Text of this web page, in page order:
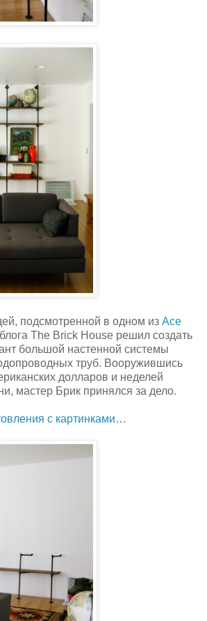
подсмотренной в одном из Ace
The Brick House решил создать
большой настенной системы
труб. Вооружившись
долларов и неделей
мастер Брик принялся за дело.
с картинками…